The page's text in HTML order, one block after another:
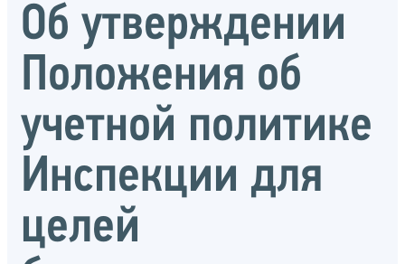
Об утверждении
Положения об
учетной политике
Инспекции для
целей